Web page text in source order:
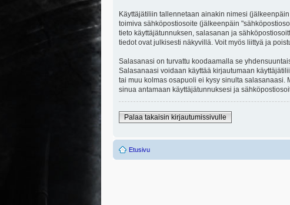
Käyttäjätiliin tallennetaan ainakin nimesi
toimiva sähköpostiosoite (jälkeenpäin
tieto käyttäjätunnuksen, salasanan ja
tiedot ovat julkisesti näkyvillä. Voit myös liittyä ja
Salasanasi on turvattu koodaamalla se
Salasanaasi voidaan käyttää kirjautumaan
tai muu kolmas osapuoli ei kysy sinulta
sinua antamaan käyttäjätunnuksesi ja
Palaa takaisin kirjautumissivulle
Etusivu